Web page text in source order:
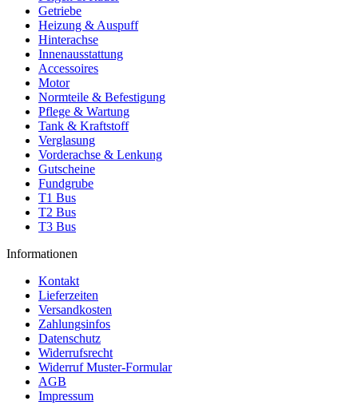
Getriebe
Heizung & Auspuff
Hinterachse
Innenausstattung
Accessoires
Motor
Normteile & Befestigung
Pflege & Wartung
Tank & Kraftstoff
Verglasung
Vorderachse & Lenkung
Gutscheine
Fundgrube
T1 Bus
T2 Bus
T3 Bus
Informationen
Kontakt
Lieferzeiten
Versandkosten
Zahlungsinfos
Datenschutz
Widerrufsrecht
Widerruf Muster-Formular
AGB
Impressum